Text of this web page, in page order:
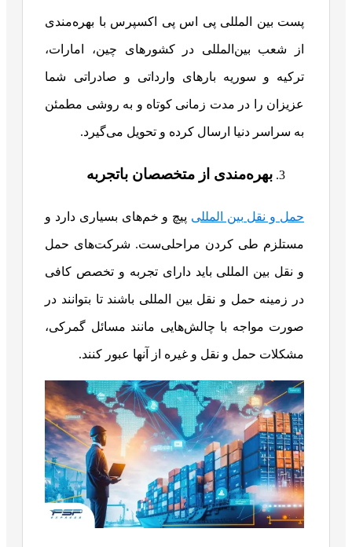
پست بین المللی پی اس پی اکسپرس با بهره‌مندی
از شعب بین‌المللی در کشورهای چین، امارات،
ترکیه و سوریه بارهای وارداتی و صادراتی شما
عزیزان را در مدت زمانی کوتاه و به روشی مطمئن
به سراسر دنیا ارسال کرده و تحویل می‌گیرد.
بهره‌مندی از متخصصان باتجربه
حمل و نقل بین المللی پیچ و خم‌های بسیاری دارد و
مستلزم طی کردن مراحلی‌ست. شرکت‌های حمل
و نقل بین المللی باید دارای تجربه و تخصص کافی
در زمینه حمل و نقل بین المللی باشند تا بتوانند در
صورت مواجه با چالش‌هایی مانند مسائل گمرکی،
مشکلات حمل و نقل و غیره از آنها عبور کنند.